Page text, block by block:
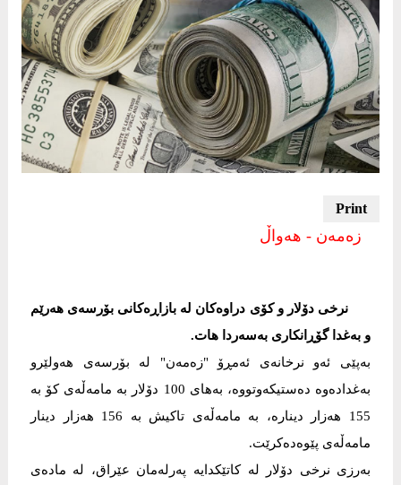
زەمەن - هەواڵ
نرخی دۆلار و کۆی دراوەکان لە بازاڕەکانی بۆرسەی هەرێم
و بەغدا گۆڕانكاری به‌سه‌ردا هات.
بەپێی ئەو نرخانەی ئەمڕۆ "زەمەن" لە بۆرسەی هەولێرو
بەغدادەوە دەستیكەوتووە، بەهای 100 دۆلار بە مامەڵەی كۆ بە
155 هەزار دینارە، بە مامەڵەی تاکیش بە 156 هەزار دینار
مامەڵەی پێوەدەکرێت.
به‌رزی نرخی دۆلار له‌ كاتێكدایه‌ په‌رله‌مان عێراق، له‌ ماده‌ی